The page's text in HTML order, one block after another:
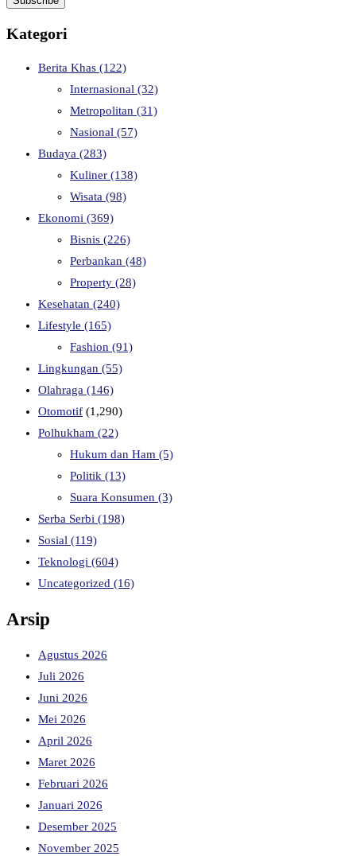
Kategori
Berita Khas (122)
Internasional (32)
Metropolitan (31)
Nasional (57)
Budaya (283)
Kuliner (138)
Wisata (98)
Ekonomi (369)
Bisnis (226)
Perbankan (48)
Property (28)
Kesehatan (240)
Lifestyle (165)
Fashion (91)
Lingkungan (55)
Olahraga (146)
Otomotif (1,290)
Polhukham (22)
Hukum dan Ham (5)
Politik (13)
Suara Konsumen (3)
Serba Serbi (198)
Sosial (119)
Teknologi (604)
Uncategorized (16)
Arsip
Agustus 2026
Juli 2026
Juni 2026
Mei 2026
April 2026
Maret 2026
Februari 2026
Januari 2026
Desember 2025
November 2025